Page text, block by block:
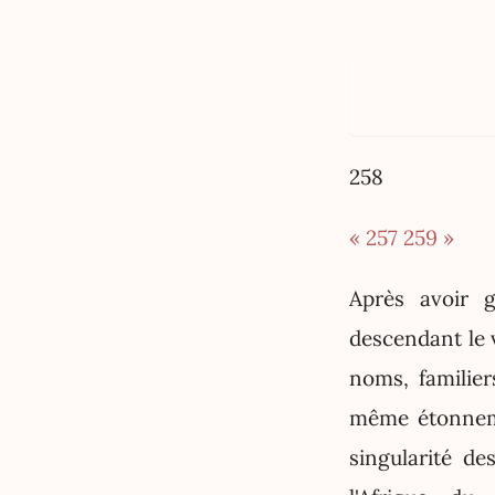
258
« 257 259 »
Après avoir
descendant le
noms,
même
singularité